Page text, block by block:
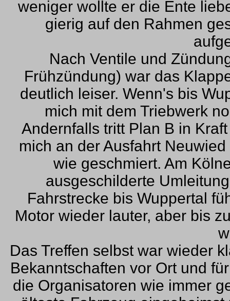
weniger wollte er die Ente
gierig auf den Rahmen
Nach Ventile und
Frühzündung) war das
deutlich leiser. Wenn's bis
mich mit dem Triebwerk
Andernfalls tritt Plan B in
mich an der Ausfahrt
wie geschmiert. Am
ausgeschilderte
Fahrstrecke bis Wuppertal
Motor wieder lauter, aber bis
Das Treffen selbst war wieder
Bekanntschaften vor Ort und
die Organisatoren wie immer